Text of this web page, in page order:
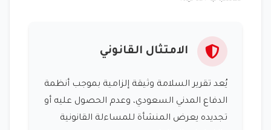
الامتثال القانوني
يُعد تقرير السلامة وثيقة إلزامية بموجب أنظمة
الدفاع المدني السعودي، وعدم الحصول عليه أو
تجديده يعرض المنشأة للمساءلة القانونية